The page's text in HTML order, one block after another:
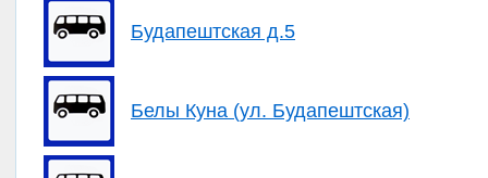
Будапештская д.5
Белы Куна (ул. Будапештская)